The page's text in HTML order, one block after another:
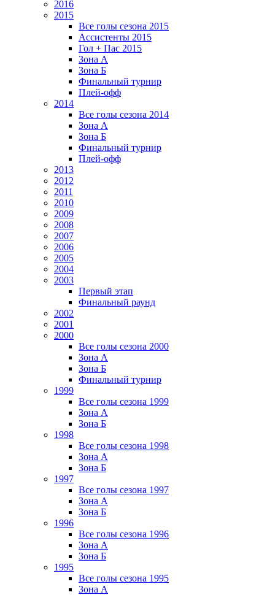
2016
2015
Все голы сезона 2015
Ассистенты 2015
Гол + Пас 2015
Зона А
Зона Б
Финальный турнир
Плей-офф
2014
Все голы сезона 2014
Зона А
Зона Б
Финальный турнир
Плей-офф
2013
2012
2011
2010
2009
2008
2007
2006
2005
2004
2003
Первый этап
Финальный раунд
2002
2001
2000
Все голы сезона 2000
Зона А
Зона Б
Финальный турнир
1999
Все голы сезона 1999
Зона А
Зона Б
1998
Все голы сезона 1998
Зона А
Зона Б
1997
Все голы сезона 1997
Зона А
Зона Б
1996
Все голы сезона 1996
Зона А
Зона Б
1995
Все голы сезона 1995
Зона А